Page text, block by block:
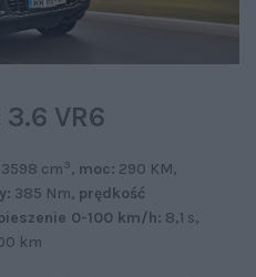
VR6
3598 cm3, moc: 290 KM,
385 Nm, prędkość
0-100 km/h: 8,1 s,
km